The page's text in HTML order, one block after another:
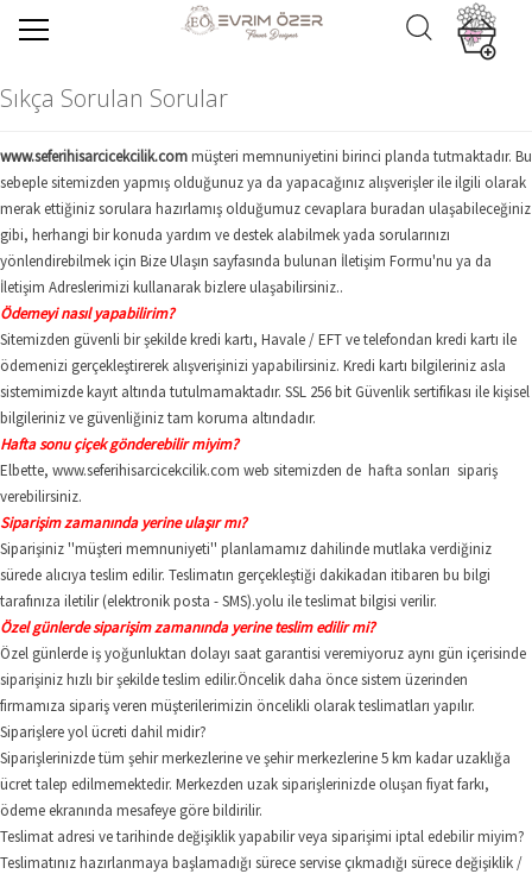
Sıkça Sorulan Sorular
www.seferihisarcicekcilik.commüşteri memnuniyetini birinci planda tutmaktadır. Bu
sebeple sitemizden yapmış olduğunuz ya da yapacağınız alışverişler ile ilgili olarak
merak ettiğiniz sorulara hazırlamış olduğumuz cevaplara buradan ulaşabileceğiniz
gibi, herhangi bir konuda yardım ve destek alabilmek yada sorularınızı
yönlendirebilmek için Bize Ulaşın sayfasında bulunan İletişim Formu'nu ya da
İletişim Adreslerimizi kullanarak bizlere ulaşabilirsiniz..
Ödemeyi nasıl yapabilirim?
Sitemizden güvenli bir şekilde kredi kartı, Havale / EFT ve telefondan kredi kartı ile
ödemenizi gerçekleştirerek alışverişinizi yapabilirsiniz. Kredi kartı bilgileriniz asla
sistemimizde kayıt altında tutulmamaktadır. SSL 256 bit Güvenlik sertifikası ile kişisel
bilgileriniz ve güvenliğiniz tam koruma altındadır.
Hafta sonu çiçek gönderebilir miyim?
Elbette, www.seferihisarcicekcilik.com web sitemizden de hafta sonları sipariş
verebilirsiniz.
Siparişim zamanında yerine ulaşır mı?
Siparişiniz ''müşteri memnuniyeti'' planlamamız dahilinde mutlaka verdiğiniz
sürede alıcıya teslim edilir. Teslimatın gerçekleştiği dakikadan itibaren bu bilgi
tarafınıza iletilir (elektronik posta - SMS).yolu ile teslimat bilgisi verilir.
Özel günlerde siparişim zamanında yerine teslim edilir mi?
Özel günlerde iş yoğunluktan dolayı saat garantisi veremiyoruz aynı gün içerisinde
siparişiniz hızlı bir şekilde teslim edilir.Öncelik daha önce sistem üzerinden
firmamıza sipariş veren müşterilerimizin öncelikli olarak teslimatları yapılır.
Siparişlere yol ücreti dahil midir?
Siparişlerinizde tüm şehir merkezlerine ve şehir merkezlerine 5 km kadar uzaklığa
ücret talep edilmemektedir. Merkezden uzak siparişlerinizde oluşan fiyat farkı,
ödeme ekranında mesafeye göre bildirilir.
Teslimat adresi ve tarihinde değişiklik yapabilir veya siparişimi iptal edebilir miyim?
Teslimatınız hazırlanmaya başlamadığı sürece servise çıkmadığı sürece değişiklik /